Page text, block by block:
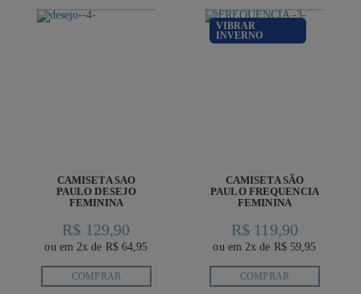
CAMISETA SAO
PAULO DESEJO
FEMININA
R$ 129,90
ou em 2x de R$ 64,95
COMPRAR
VIBRAR
INVERNO
CAMISETA SÃO
PAULO FREQUENCIA
FEMININA
R$ 119,90
ou em 2x de R$ 59,95
COMPRAR